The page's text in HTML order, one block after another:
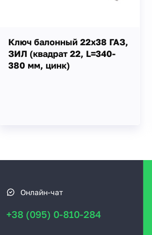
Ключ балонный 22х38 ГАЗ,
ЗИЛ (квадрат 22, L=340-
380 мм, цинк)
Онлайн-чат
+38 (095) 0-810-284